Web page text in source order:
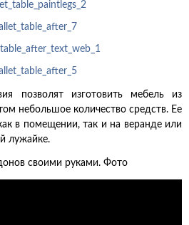
позволят изготовить мебель из
небольшое количество средств. Ее
в помещении, так и на веранде или
лужайке.
своими руками. Фото